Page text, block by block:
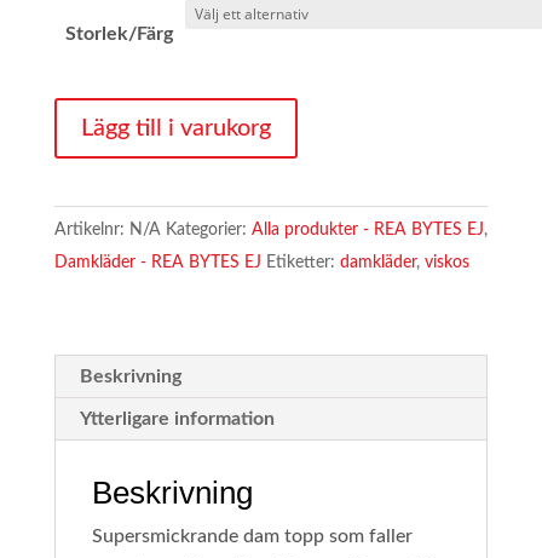
Storlek/Färg
ONESIZE
2XL
FÄRGER)
Lägg till i varukorg
Artikelnr: N/A Kategorier: Alla produkter - REA BYTES EJ,
Damkläder - REA BYTES EJ Etiketter: damkläder, viskos
Beskrivning
Ytterligare information
Beskrivning
Supersmickrande dam topp som faller